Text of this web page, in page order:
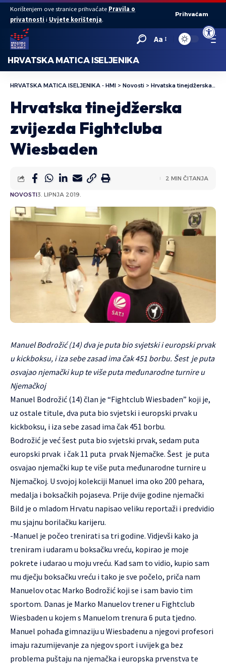
Open
Korištenjem ove stranice prihvaćate Pravila o
privatnosti i Uvjete korištenja.
Prihvaćam
Aa
HRVATSKA MATICA ISELJENIKA
HRVATSKA MATICA ISELJENIKA - HMI > Novosti > Hrvatska tinejdžerska zvijezda Fightcluba Wiesbaden
Hrvatska tinejdžerska
zvijezda Fightcluba
Wiesbaden
NOVOSTI3. LIPNJA 2019.
2 MIN ČITANJA
Manuel Bodrožić (14) dva je puta bio svjetski i europski prvak
u kickboksu, i iza sebe zasad ima čak 451 borbu. Šest je puta
osvajao njemački kup te više puta međunarodne turnire u
Njemačkoj
Manuel Bodrožić (14) član je “Fightclub Wiesbaden” koji je,
uz ostale titule, dva puta bio svjetski i europski prvak u
kickboksu, i iza sebe zasad ima čak 451 borbu.
Bodrožić je već šest puta bio svjetski prvak, sedam puta
europski prvak i čak 11 puta prvak Njemačke. Šest je puta
osvajao njemački kup te više puta međunarodne turnire u
Njemačkoj. U svojoj kolekciji Manuel ima oko 200 pehara,
medalja i boksačkih pojaseva. Prije dvije godine njemački
Bild je o mladom Hrvatu napisao veliku reportaži i predvidio
mu sjajnu borilačku karijeru.
-Manuel je počeo trenirati sa tri godine. Vidjevši kako ja
treniram i udaram u boksačku vreću, kopirao je moje
pokrete i udarao u moju vreću. Kad sam to vidio, kupio sam
mu dječju boksačku vreću i tako je sve počelo, priča nam
Manuelov otac Marko Bodrožić koji se i sam bavio tim
sportom. Danas je Marko Manuelov trener u Fightclub
Wiesbaden u kojem s Manuelom trenura 6 puta tjedno.
Manuel pohađa gimnaziju u Wiesbadenu a njegovi profesori
imaju razumijevanje za njegov sport i uvijek ga bez
problema puštaju na njemačka i europska prvenstva te